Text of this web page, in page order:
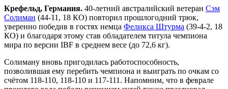
Крефельд, Германия. 40-летний австралийский ветеран Сэм
Солиман (44-11, 18 КО) повторил прошлогодний трюк,
уверенно победив в гостях немца Феликса Штурма (39-4-2, 18
КО) и благодаря этому став обладателем титула чемпиона
мира по версии IBF в среднем весе (до 72,6 кг).
Солиману вновь пригодилась работоспособность,
позволившая ему перебить чемпиона и выиграть по очкам со
счётом 118-110, 118-110 и 117-111. Напомним, что в феврале